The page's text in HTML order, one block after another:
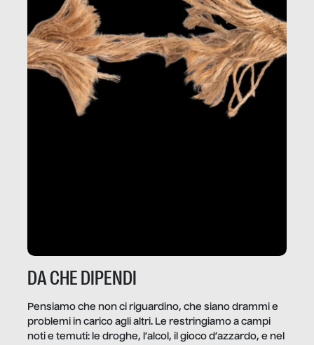
DA CHE DIPENDI
Pensiamo che non ci riguardino, che siano drammi e
problemi in carico agli altri. Le restringiamo a campi
noti e temuti: le droghe, l’alcol, il gioco d’azzardo, e nel